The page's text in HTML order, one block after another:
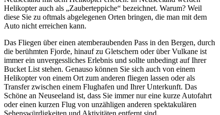
Helikopter auch als „Zauberteppiche“ bezeichnet. Warum? Weil
diese Sie zu oftmals abgelegenen Orten bringen, die man mit dem
Auto nicht erreichen kann.
Das Fliegen über einen atemberaubenden Pass in den Bergen, durch
die berühmten Fjorde, hinauf zu Gletschern oder über Vulkane ist
immer ein unvergessliches Erlebnis und sollte unbedingt auf Ihrer
Bucket List stehen. Genauso können Sie sich auch von einem
Helikopter von einem Ort zum anderen fliegen lassen oder als
Transfer zwischen einem Flughafen und Ihrer Unterkunft. Das
Schöne an Neuseeland ist, dass Sie immer nur eine kurze Autofahrt
oder einen kurzen Flug von unzähligen anderen spektakulären
Sehenswürdigkeiten und Aktivitäten entfernt sind.